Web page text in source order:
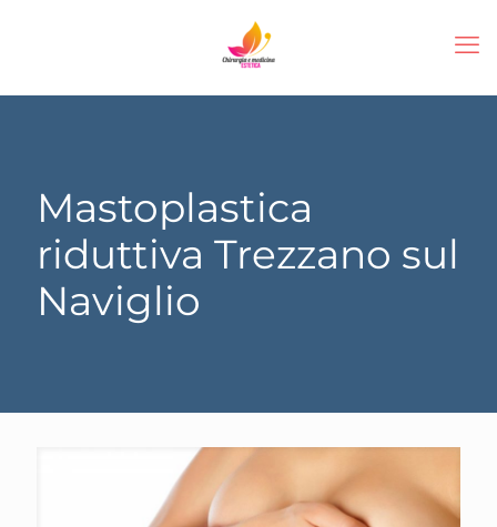
Mastoplastica
riduttiva Trezzano sul
Naviglio